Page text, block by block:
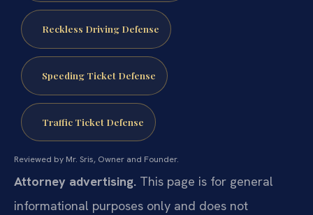
Reckless Driving Defense
Speeding Ticket Defense
Traffic Ticket Defense
Reviewed by Mr. Sris, Owner and Founder.
Attorney advertising. This page is for general
informational purposes only and does not